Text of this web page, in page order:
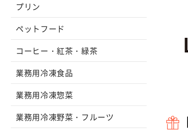
プリン
ペットフード
コーヒー・紅茶・緑茶
業務用冷凍食品
業務用冷凍惣菜
業務用冷凍野菜・フルーツ